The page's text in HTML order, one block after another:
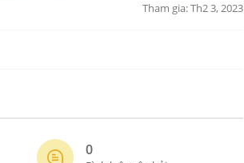
Tham gia: Th2 3, 2023
0